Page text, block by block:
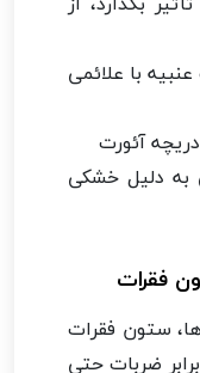
با علائمی
آئورت
دلیل خشکی
فقرات
ستون فقرات
ضربات حتی